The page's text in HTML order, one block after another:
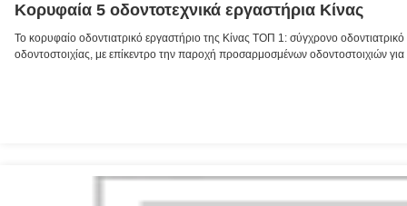
Κορυφαία 5 οδοντοτεχνικά εργαστήρια Κίνας
Το κορυφαίο οδοντιατρικό εργαστήριο της Κίνας ΤΟΠ 1: σύγχρονο
οδοντοστοιχίας, με επίκεντρο την παροχή προσαρμοσμένων οδοντοστοιχιών